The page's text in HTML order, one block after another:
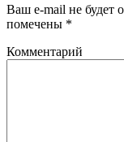
Ваш e-mail не будет
помечены *
Комментарий